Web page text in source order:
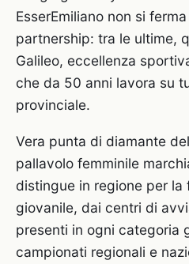
EsserEmiliano non si
partnership: tra le ultime,
Galileo, eccellenza
che da 50 anni lavora su
provinciale.
Vera punta di diamante
pallavolo femminile
distingue in regione per la
giovanile, dai centri di
presenti in ogni categoria
campionati regionali e